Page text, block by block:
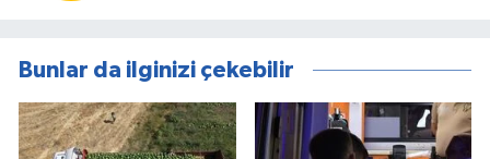
Bunlar da ilginizi çekebilir